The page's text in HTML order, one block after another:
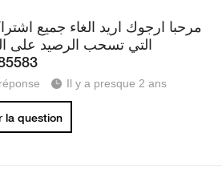
مرحبا ارجوك اريد الغاء جميع
التي تسحب الرصيد على
réponse Il y a presque 2 ans
la question